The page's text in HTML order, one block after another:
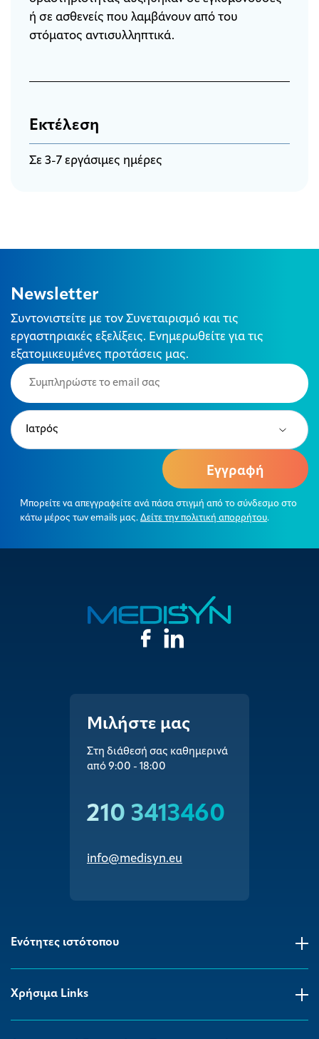
ή σε ασθενείς που λαμβάνουν από του
στόματος αντισυλληπτικά.
Εκτέλεση
Σε 3-7 εργάσιμες ημέρες
Newsletter
Συντονιστείτε με τον Συνεταιρισμό και τις
εργαστηριακές εξελίξεις. Ενημερωθείτε για τις
εξατομικευμένες προτάσεις μας.
Email
(Required)
Type
(Required)
Μπορείτε να απεγγραφείτε ανά πάσα στιγμή από το σύνδεσμο στο
κάτω μέρος των emails μας. Δείτε την πολιτική απορρήτου.
Μιλήστε μας
Στη διάθεσή σας καθημερινά
από 9:00 - 18:00
210 3413460
info@medisyn.eu
Ενότητες ιστότοπου
Χρήσιμα Links